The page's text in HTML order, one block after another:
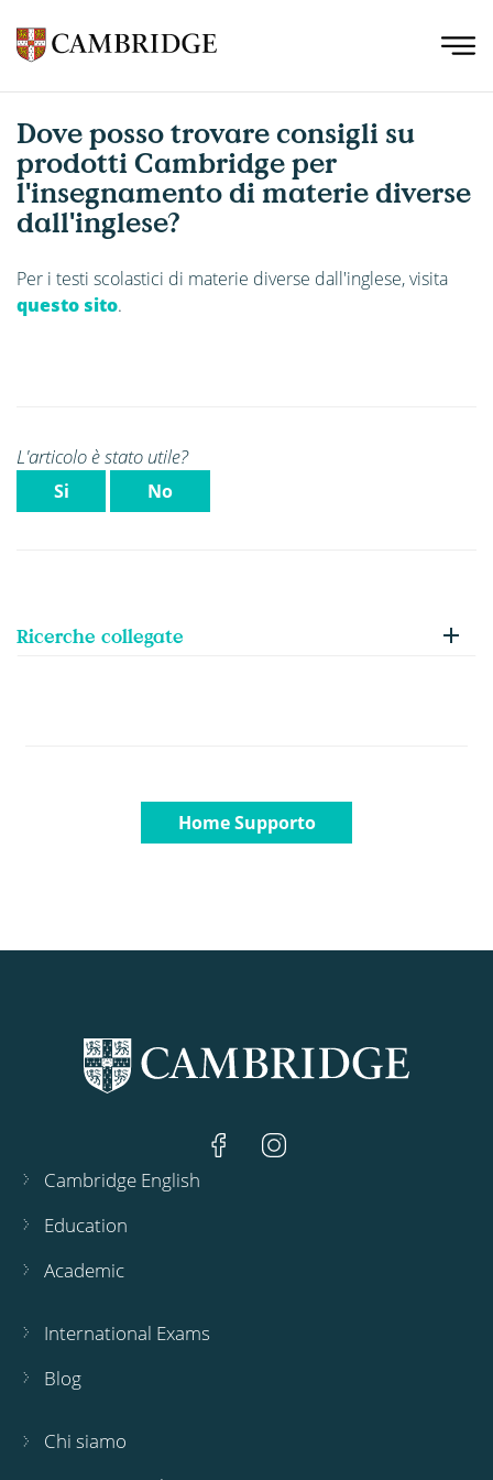
Dove posso trovare consigli su
prodotti Cambridge per
l'insegnamento di materie diverse
dall'inglese?
Per i testi scolastici di materie diverse dall'inglese, visita
questo sito.
L'articolo è stato utile?
Si No
Ricerche collegate
Home Supporto
Cambridge English
Education
Academic
International Exams
Blog
Chi siamo